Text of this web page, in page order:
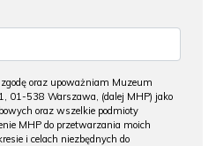
oraz upoważniam Muzeum
01-538 Warszawa, (dalej MHP) jako
oraz wszelkie podmioty
MHP do przetwarzania moich
i celach niezbędnych do